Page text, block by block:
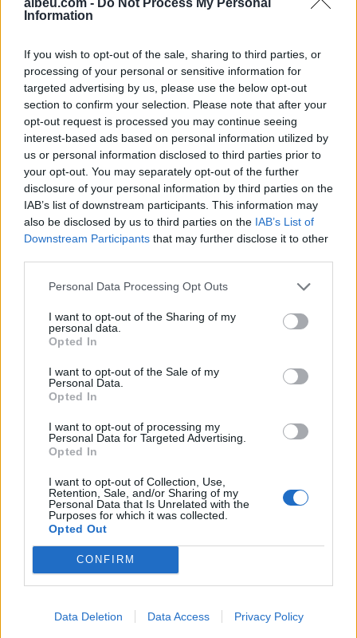
Information
If you wish to opt-out of the sale, sharing to third parties, or
processing of your personal or sensitive information for
targeted advertising by us, please use the below opt-out
section to confirm your selection. Please note that after your
opt-out request is processed you may continue seeing
interest-based ads based on personal information utilized by
us or personal information disclosed to third parties prior to
your opt-out. You may separately opt-out of the further
disclosure of your personal information by third parties on the
IAB’s list of downstream participants. This information may
also be disclosed by us to third parties on the IAB’s List of
Downstream Participants that may further disclose it to other
Personal Data Processing Opt Outs
I want to opt-out of the Sharing of my
personal data.
Opted In
I want to opt-out of the Sale of my
Personal Data.
Opted In
I want to opt-out of processing my
Personal Data for Targeted Advertising.
Opted In
I want to opt-out of Collection, Use,
Retention, Sale, and/or Sharing of my
Personal Data that Is Unrelated with the
Purposes for which it was collected.
Opted Out
CONFIRM
Data Deletion Data Access Privacy Policy
Tags:
fansat , James Bond , roli , yje
ashpër një personi në
publik, çfarë ndodhi me
moshën 81-vjeçare
Miri rrëfen si ka ndryshuar
jeta e familjes së tij pas
daljes nga Big Brother
“A nuk po blen më
klikime”, Elijona Binakaj i
përgjigjet ndjekësit në